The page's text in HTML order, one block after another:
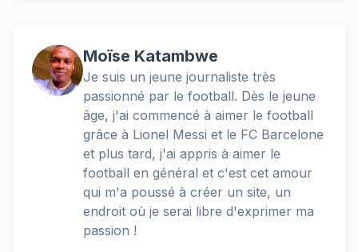
Moïse Katambwe
Je suis un jeune journaliste très
passionné par le football. Dès le jeune
âge, j'ai commencé à aimer le football
grâce à Lionel Messi et le FC Barcelone
et plus tard, j'ai appris à aimer le
football en général et c'est cet amour
qui m'a poussé à créer un site, un
endroit où je serai libre d'exprimer ma
passion !